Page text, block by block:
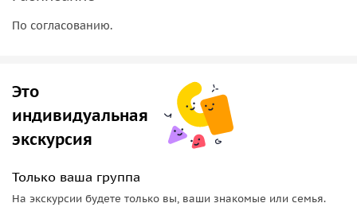
По согласованию.
Это
индивидуальная
экскурсия
Только ваша группа
На экскурсии будете только вы, ваши знакомые или семья.